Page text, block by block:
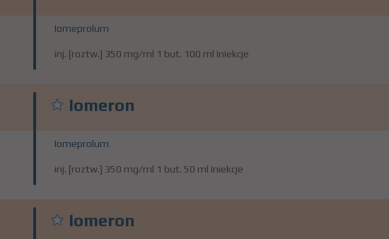
Iomeprolum
inj. [roztw.] 350 mg/ml 1 but. 100 ml Iniekcje
Iomeron
Iomeprolum
inj. [roztw.] 350 mg/ml 1 but. 50 ml Iniekcje
Iomeron